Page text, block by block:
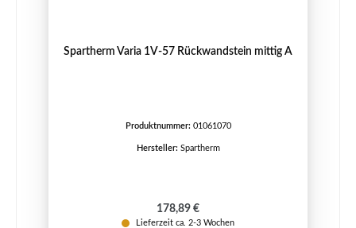
Spartherm Varia 1V-57 Rückwandstein mittig A
Produktnummer: 01061070
Hersteller: Spartherm
Regulärer Preis:
178,89 €
Lieferzeit ca. 2-3 Wochen